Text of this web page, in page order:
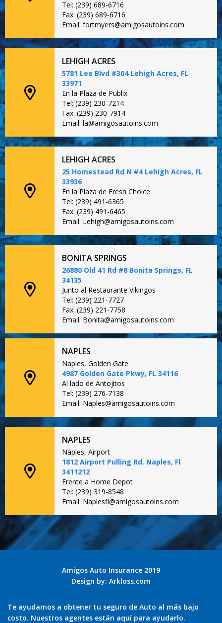
Tel: (239) 689-6716
Fax: (239) 689-6716
Email: fortmyers@amigosautoins.com
LEHIGH ACRES
5781 Lee Blvd #304 Lehigh Acres, FL
33971
En la Plaza de Publix
Tel: (239) 230-7214
Fax: (239) 230-7914
Email: la@amigosautoins.com
LEHIGH ACRES
25 Homestead Rd N #4 Lehigh Acres, FL
33936
En la Plaza de Fresh Choice
Tel: (239) 491-6365
Fax: (239) 491-6465
Email: Lehigh@amigosautoins.com
BONITA SPRINGS
26880 Old 41 Rd #8 Bonita Springs, FL
34135
Junto al Restaurante Vikingos
Tel: (239) 221-7727
Fax: (239) 221-7758
Email: Bonita@amigosautoins.com
NAPLES
Naples, Golden Gate
4987 Golden Gate Pkwy, FL 34116
Al lado de Antojitos
Tel: (239) 276-7138
Email: Naples@amigosautoins.com
NAPLES
Naples, Airport
1812 Airport Pulling Rd. Naples, Fl
3411212
Frente a Home Depot
Tel: (239) 319-8548
Email: Naplesfl@amigosautoins.com
Amigos Auto Insurance 2019
Design by: Arkloss.com
Te ayudamos a obtener tu seguro de Auto al más bajo
costo. Nuestros agentes están aquí para ayudarlo.